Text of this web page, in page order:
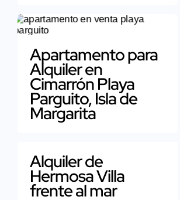
Apartamento para
Alquiler en
Cimarrón Playa
Parguito, Isla de
Margarita
Alquiler de
Hermosa Villa
frente al mar